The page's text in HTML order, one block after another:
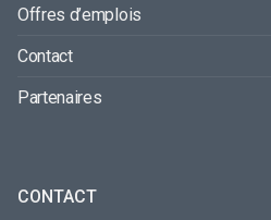
Offres d’emplois
Contact
Partenaires
CONTACT